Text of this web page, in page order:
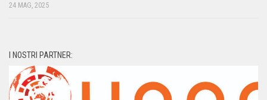
24 MAG, 2025
I NOSTRI PARTNER: